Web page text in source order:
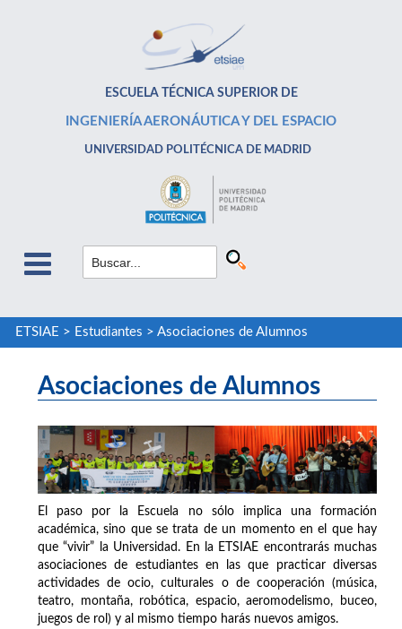
ESCUELA TÉCNICA SUPERIOR DE
INGENIERÍA AERONÁUTICA Y DEL ESPACIO
UNIVERSIDAD POLITÉCNICA DE MADRID
ETSIAE > Estudiantes > Asociaciones de Alumnos
Asociaciones de Alumnos
El paso por la Escuela no sólo implica una formación
académica, sino que se trata de un momento en el que hay
que “vivir” la Universidad. En la ETSIAE encontrarás muchas
asociaciones de estudiantes en las que practicar diversas
actividades de ocio, culturales o de cooperación (música,
teatro, montaña, robótica, espacio, aeromodelismo, buceo,
juegos de rol) y al mismo tiempo harás nuevos amigos.